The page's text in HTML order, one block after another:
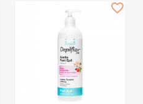
favorite_border